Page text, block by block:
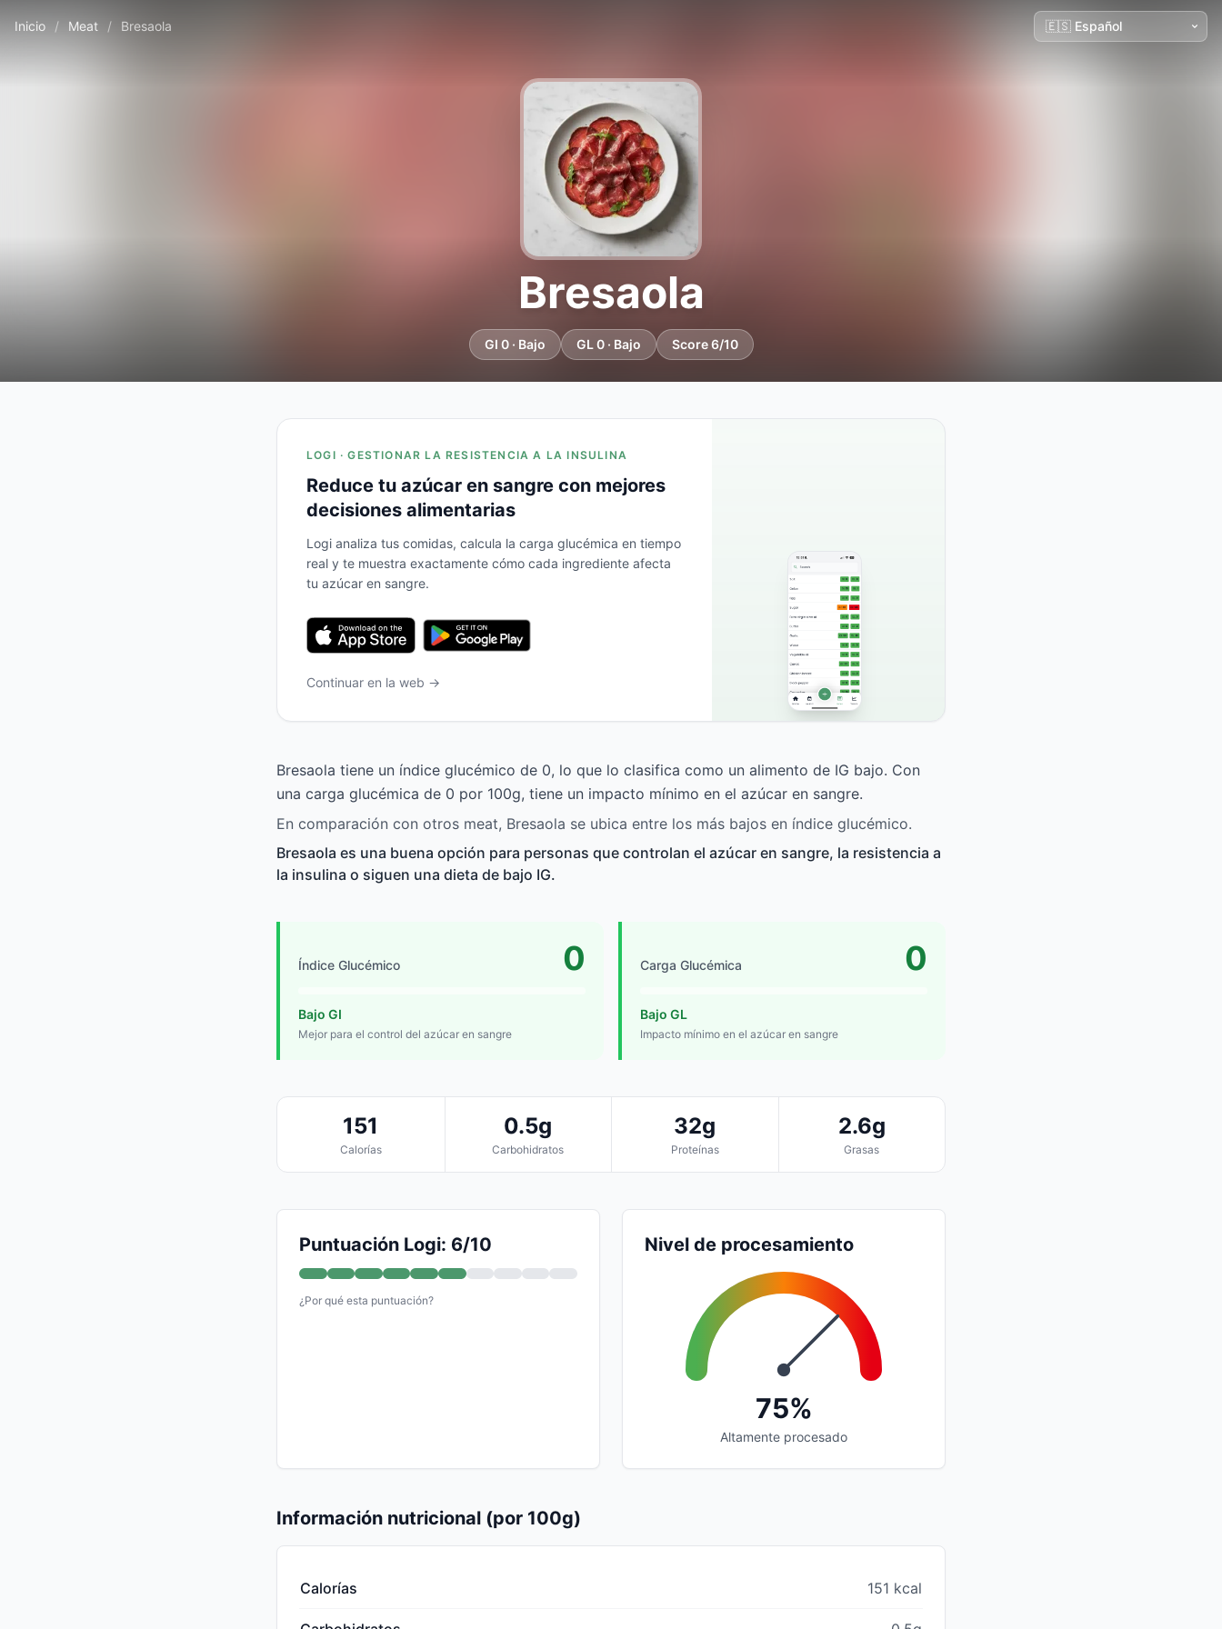
Inicio / Meat / Bresaola
Bresaola
GI 0 · Bajo GL 0 · Bajo Score 6/10
LOGI · GESTIONAR LA RESISTENCIA A LA INSULINA
Reduce tu azúcar en sangre con mejores
decisiones alimentarias
Logi analiza tus comidas, calcula la carga glucémica en tiempo
real y te muestra exactamente cómo cada ingrediente afecta
tu azúcar en sangre.
Continuar en la web →
Bresaola tiene un índice glucémico de 0, lo que lo clasifica como un alimento de IG bajo. Con
una carga glucémica de 0 por 100g, tiene un impacto mínimo en el azúcar en sangre.
En comparación con otros meat, Bresaola se ubica entre los más bajos en índice glucémico.
Bresaola es una buena opción para personas que controlan el azúcar en sangre, la resistencia a
la insulina o siguen una dieta de bajo IG.
Índice Glucémico 0
Bajo GI
Mejor para el control del azúcar en sangre
Carga Glucémica 0
Bajo GL
Impacto mínimo en el azúcar en sangre
151
Calorías
0.5g
Carbohidratos
32g
Proteínas
2.6g
Grasas
Puntuación Logi: 6/10
¿Por qué esta puntuación?
Nivel de procesamiento
75%
Altamente procesado
Información nutricional (por 100g)
Calorías 151 kcal